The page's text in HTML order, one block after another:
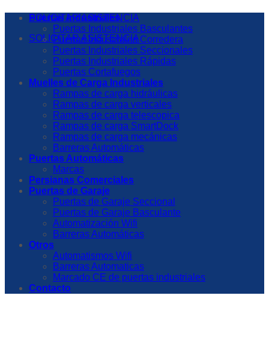
SOLICITAR ASISTENCIA
SOLICITAR ASISTENCIA
Puertas Industriales
Puertas Industriales Basculantes
Puertas Industriales Corredera
Puertas Industriales Seccionales
Puertas Industriales Rápidas
Puertas Cortafuegos
Muelles de Carga Industriales
Rampas de carga hidráulicas
Rampas de carga verticales
Rampas de carga telescopica
Rampas de carga SmartDock
Rampas de carga mecánicas
Barreras Automáticas
Puertas Automáticas
Marcas
Persianas Comerciales
Puertas de Garaje
Puertas de Garaje Seccional
Puertas de Garaje Basculante
Automatización Wifi
Barreras Automáticas
Otros
Automatismos Wifi
Barreras Automaticas
Marcado CE de puertas industriales
Contacto